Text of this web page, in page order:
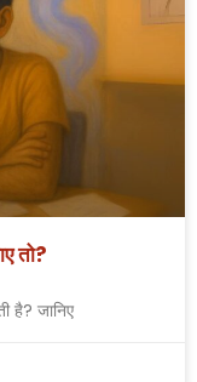
तो?
है? जानिए